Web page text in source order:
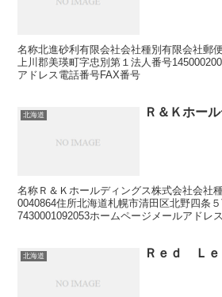
名称北進砂利有限会社会社種別有限会社郵
上川郡美瑛町字忠別第１法人番号
アドレス電話番号FAX番号
北海道 Ｒ＆Ｋホー
名称Ｒ＆Ｋホールディングス株式会社会社
0040864住所北海道札幌市清田区北野四条
7430001092053ホームページメールアドレ
北海道 Ｒｅｄ Ｌｅ